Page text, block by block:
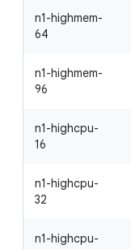
n1-highmem-
64
n1-highmem-
96
n1-highcpu-
16
n1-highcpu-
32
n1-highcpu-